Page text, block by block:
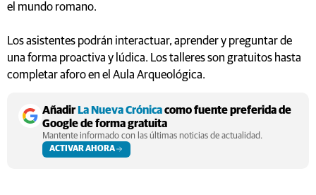
el mundo romano.
Los asistentes podrán interactuar, aprender y preguntar de
una forma proactiva y lúdica. Los talleres son gratuitos hasta
completar aforo en el Aula Arqueológica.
AñadirLa Nueva Crónicacomo fuente preferida de
Google de forma gratuita
Mantente informado con las últimas noticias de actualidad.
ACTIVAR AHORA